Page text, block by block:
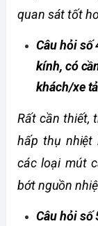
quan sát tốt
Câu hỏi số
kính, có
khách/xe
Rất cần thiết,
hấp thụ nhiệt
các loại mút
bớt nguồn
Câu hỏi số